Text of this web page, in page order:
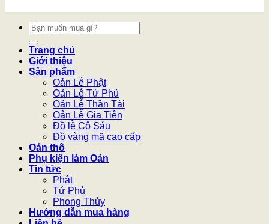
Tìm
kiếm:
Trang chủ
Giới thiệu
Sản phẩm
Oản Lễ Phật
Oản Lễ Tứ Phủ
Oản Lễ Thần Tài
Oản Lễ Gia Tiên
Đồ lễ Cô Sáu
Đồ vàng mã cao cấp
Oản thô
Phụ kiện làm Oản
Tin tức
Phật
Tứ Phủ
Phong Thủy
Hướng dẫn mua hàng